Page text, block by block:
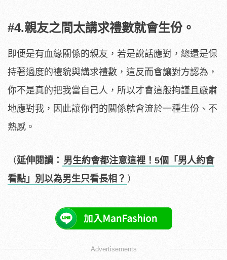
#4.親友之間太講求禮數就會生份。
即便是有血緣關係的親友，若是說話應對，總還是保
持著過度的禮貌與講求禮數，這反而會讓對方認為，
你不是真的把我當自己人，所以才會這般拘謹且嚴肅
地應對我，因此讓你們的關係就會流於一種生份、不
熟感。
（延伸閱讀： 男生約會都注意這裡！5個「男人約會
看點」別以為男生只看長相？ ）
Advertisements